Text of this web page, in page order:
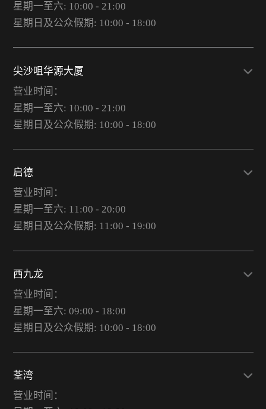
星期一至六: 10:00 - 21:00
星期日及公众假期: 10:00 - 18:00
尖沙咀华源大厦
营业时间：
星期一至六: 10:00 - 21:00
星期日及公众假期: 10:00 - 18:00
启德
营业时间：
星期一至六: 11:00 - 20:00
星期日及公众假期: 11:00 - 19:00
西九龙
营业时间：
星期一至六: 09:00 - 18:00
星期日及公众假期: 10:00 - 18:00
荃湾
营业时间：